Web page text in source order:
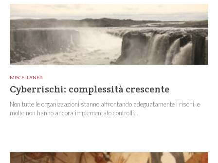
MISCELLANEA
Cyberrischi: complessità crescente
Non tutte le organizzazioni stanno affrontando adeguatamente i rischi, e
molte non hanno ancora implementato controlli...